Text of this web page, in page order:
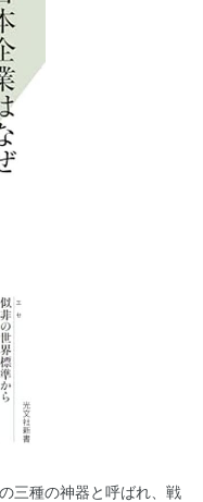
三種の神器と呼ばれ、戦